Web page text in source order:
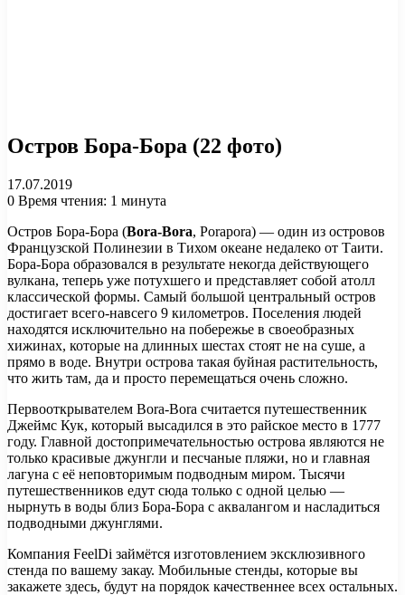
Остров Бора-Бора (22 фото)
17.07.2019
0 Время чтения: 1 минута
Остров Бора-Бора (Bora-Bora, Porapora) — один из островов
Французской Полинезии в Тихом океане недалеко от Таити.
Бора-Бора образовался в результате некогда действующего
вулкана, теперь уже потухшего и представляет собой атолл
классической формы. Самый большой центральный остров
достигает всего-навсего 9 километров. Поселения людей
находятся исключительно на побережье в своеобразных
хижинах, которые на длинных шестах стоят не на суше, а
прямо в воде. Внутри острова такая буйная растительность,
что жить там, да и просто перемещаться очень сложно.
Первооткрывателем Bora-Bora считается путешественник
Джеймс Кук, который высадился в это райское место в 1777
году. Главной достопримечательностью острова являются не
только красивые джунгли и песчаные пляжи, но и главная
лагуна с её неповторимым подводным миром. Тысячи
путешественников едут сюда только с одной целью —
нырнуть в воды близ Бора-Бора с аквалангом и насладиться
подводными джунглями.
Компания FeelDi займётся изготовлением эксклюзивного
стенда по вашему закау. Мобильные стенды, которые вы
закажете здесь, будут на порядок качественнее всех остальных.